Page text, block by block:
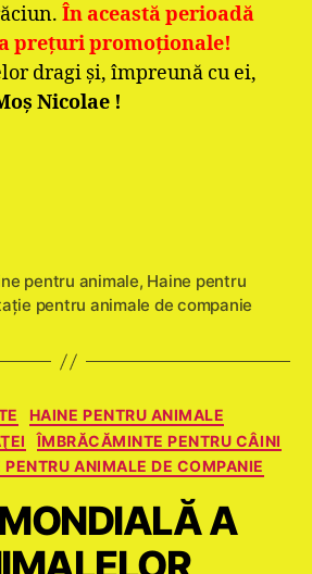
Înaceastăperioadă
preţuri promoţionale!
dragi şi, împreună cu ei,
Nicolae !
pentru animale, Haine pentru
pentru animale de companie
Categorii
HAINE PENTRU ANIMALE
ÎMBRĂCĂMINTE PENTRU CÂINI
ANIMALE DE COMPANIE
A